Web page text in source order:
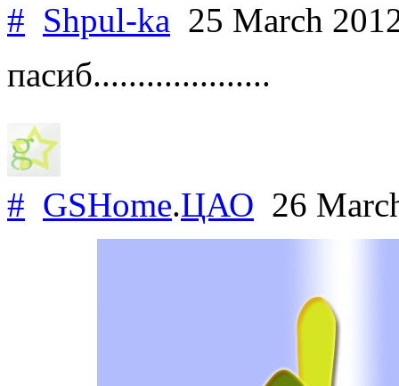
# Shpul-ka 25 March
пасиб....................
# GSHome.ЦАО 26